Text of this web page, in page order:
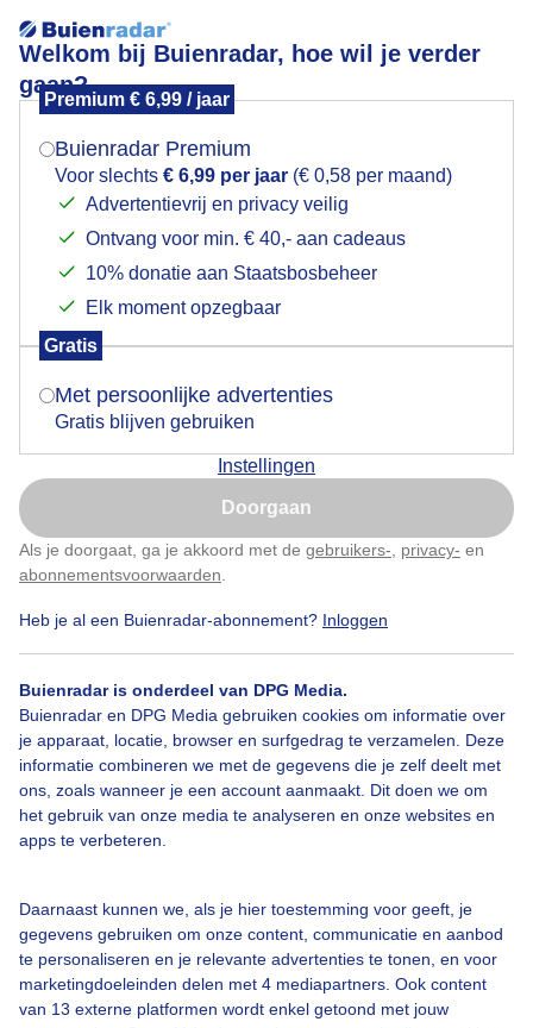
Welkom bij Buienradar, hoe wil je verder
gaan?
Premium € 6,99 / jaar
Buienradar Premium
Voor slechts € 6,99 per jaar (€ 0,58 per maand)
Advertentievrij en privacy veilig
Ontvang voor min. € 40,- aan cadeaus
10% donatie aan Staatsbosbeheer
Elk moment opzegbaar
Gratis
Met persoonlijke advertenties
Gratis blijven gebruiken
Instellingen
Doorgaan
Als je doorgaat, ga je akkoord met de gebruikers- privacy- en
abonnementsvoorwaarden
Heb je al een Buienradar-abonnement? Inloggen
Buienradar is onderdeel van DPG Media.
Buienradar en DPG Media gebruiken cookies om informatie over
je apparaat, locatie, browser en surfgedrag te verzamelen. Deze
informatie combineren we met de gegevens die je zelf deelt met
ons, zoals wanneer je een account aanmaakt. Dit doen we om
het gebruik van onze media te analyseren en onze websites en
apps te verbeteren.
Daarnaast kunnen we, als je hier toestemming voor geeft, je
gegevens gebruiken om onze content, communicatie en aanbod
te personaliseren en je relevante advertenties te tonen, en voor
marketingdoeleinden delen met 4 mediapartners. Ook content
van 13 externe platformen wordt enkel getoond met jouw
Zomer komt eraan
Door: Jolanda Bakker Gemaakt: 21-05-2026, 95x bekeken
Zomer Zon
Bekijk slideshow
Mogen we je locatie gebruiken voor het
Indien je hier nog geen akkoord op hebt gegeven,
verschijnt er zo een pop-up uit je browser waarin
Is goed, toon de popup
Nu niet, misschien later
Klik hierom dit aan te passen